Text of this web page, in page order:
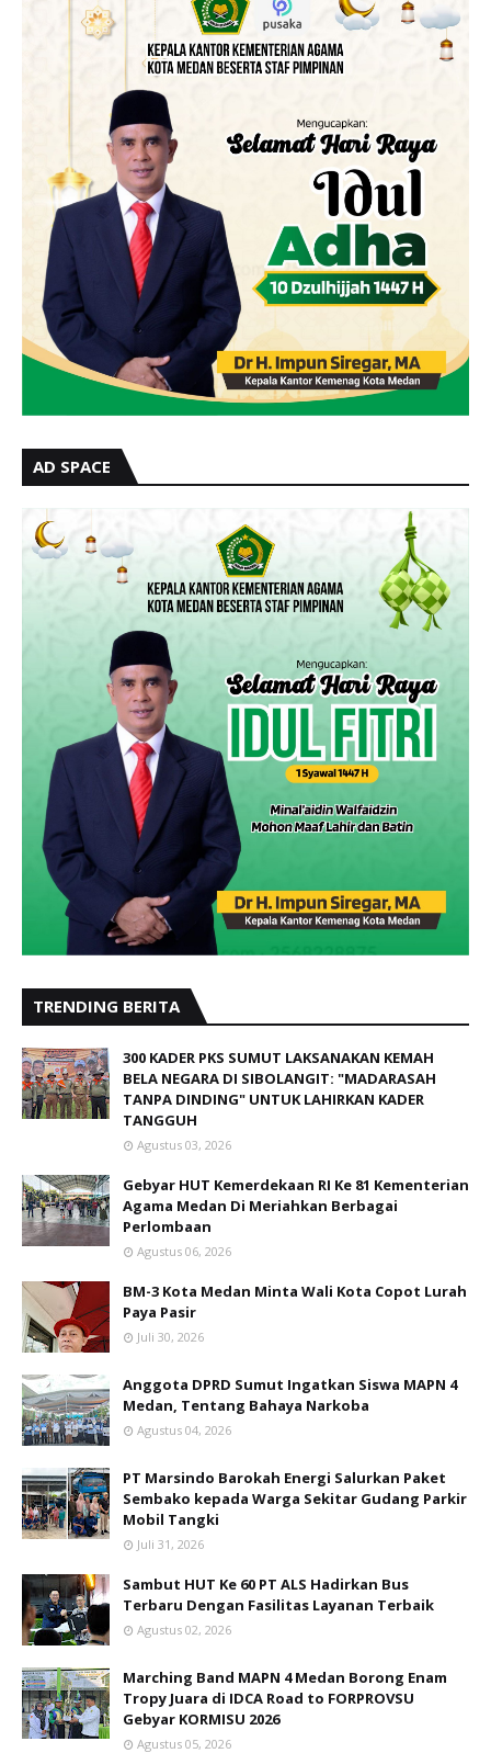
AD SPACE
TRENDING BERITA
300 KADER PKS SUMUT LAKSANAKAN KEMAH
BELA NEGARA DI SIBOLANGIT: "MADARASAH
TANPA DINDING" UNTUK LAHIRKAN KADER
TANGGUH
Agustus 03, 2026
Gebyar HUT Kemerdekaan RI Ke 81 Kementerian
Agama Medan Di Meriahkan Berbagai
Perlombaan
Agustus 06, 2026
BM-3 Kota Medan Minta Wali Kota Copot Lurah
Paya Pasir
Juli 30, 2026
Anggota DPRD Sumut Ingatkan Siswa MAPN 4
Medan, Tentang Bahaya Narkoba
Agustus 04, 2026
PT Marsindo Barokah Energi Salurkan Paket
Sembako kepada Warga Sekitar Gudang Parkir
Mobil Tangki
Juli 31, 2026
Sambut HUT Ke 60 PT ALS Hadirkan Bus
Terbaru Dengan Fasilitas Layanan Terbaik
Agustus 02, 2026
Marching Band MAPN 4 Medan Borong Enam
Tropy Juara di IDCA Road to FORPROVSU
Gebyar KORMISU 2026
Agustus 05, 2026